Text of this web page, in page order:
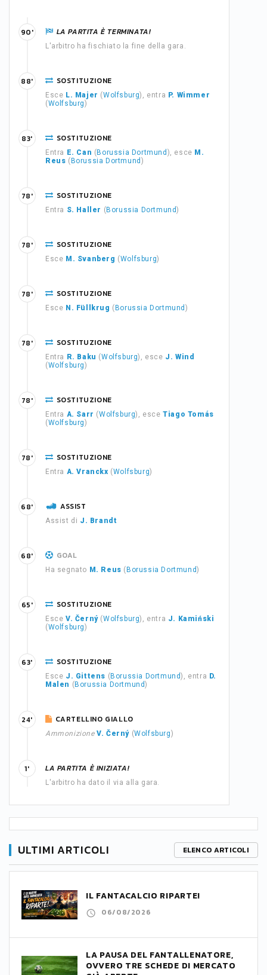
LA PARTITA È TERMINATA!
L'arbitro ha fischiato la fine della gara.
90'
SOSTITUZIONE
Esce L. Majer (Wolfsburg), entra P. Wimmer
(Wolfsburg)
88'
SOSTITUZIONE
Entra E. Can ( Borussia Dortmund ), esce M.
Reus ( Borussia Dortmund )
83'
SOSTITUZIONE
Entra S. Haller ( Borussia Dortmund)
78'
SOSTITUZIONE
Esce M. Svanberg (Wolfsburg)
78'
SOSTITUZIONE
Esce N. Füllkrug ( Borussia Dortmund)
78'
SOSTITUZIONE
Entra R. Baku (Wolfsburg), esce J. Wind
(Wolfsburg)
78'
SOSTITUZIONE
Entra A. Sarr (Wolfsburg), esceTiago Tomás
(Wolfsburg)
78'
SOSTITUZIONE
Entra A. Vranckx (Wolfsburg)
78'
ASSIST
Assist di J. Brandt
68'
GOAL
Ha segnato M. Reus ( Borussia Dortmund)
68'
SOSTITUZIONE
Esce V. Černý(Wolfsburg), entra J. Kamiński
(Wolfsburg)
65'
SOSTITUZIONE
Esce J. Gittens ( Borussia Dortmund), entra D.
Malen ( Borussia Dortmund)
63'
CARTELLINO GIALLO
Ammonizione V. Černý (Wolfsburg)
24'
LA PARTITA È INIZIATA!
L'arbitro ha dato il via alla gara.
1'
ULTIMI ARTICOLI ELENCO ARTICOLI
IL FANTACALCIO RIPARTE!
06/08/2026
LA PAUSA DEL FANTALLENATORE,
OVVERO TRE SCHEDE DI MERCATO